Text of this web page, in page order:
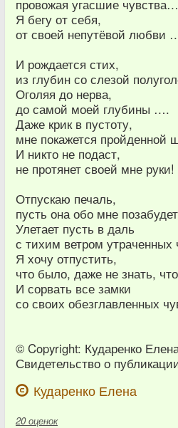
провожая угасшие
Я бегу от себя,
от своей непутёвой любви
И рождается стих,
из глубин со слезой
Оголяя до нерва,
до самой моей глубины ….
Даже крик в пустоту,
мне покажется пройденной
И никто не подаст,
не протянет своей мне руки!
Отпускаю печаль,
пусть она обо мне
Улетает пусть в даль
с тихим ветром утраченных
Я хочу отпустить,
что было, даже не знать,
И сорвать все замки
со своих обезглавленных
© Copyright: Кударенко
Свидетельство о
Кударенко Елена
20 оценок